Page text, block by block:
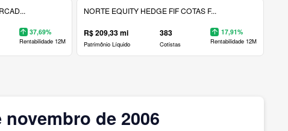
37,69%
Rentabilidade 12M
NORTE EQUITY HEDGE FIF COTAS F...
R$ 209,33 mi
Patrimônio Líquido
383
Cotistas
17,91%
Rentabilidade 12M
de 2006